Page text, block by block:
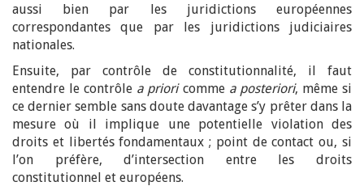
aussi bien par les juridictions européennes
correspondantes que par les juridictions judiciaires
nationales.
Ensuite, par contrôle de constitutionnalité, il faut
entendre le contrôle a prioricomme a posteriori, même si
ce dernier semble sans doute davantage s’y prêter dans la
mesure où il implique une potentielle violation des
droits et libertés fondamentaux ; point de contact ou, si
l’on préfère, d’intersection entre les droits
constitutionnel et européens.